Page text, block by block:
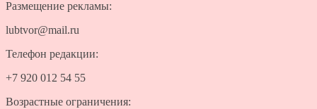
Размещение рекламы:
lubtvor@mail.ru
Телефон редакции:
+7 920 012 54 55
Возрастные ограничения: